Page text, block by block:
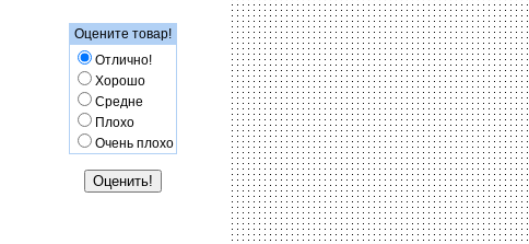
Оцените товар!
Отлично!
Хорошо
Средне
Плохо
Очень плохо